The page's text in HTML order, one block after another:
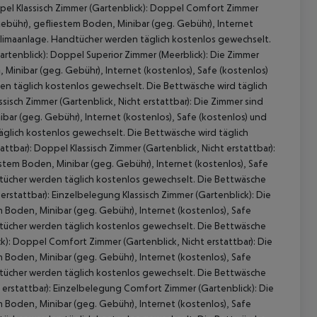
Klassisch Zimmer (Gartenblick): Doppel Comfort Zimmer
gefliestem Boden, Minibar (geg. Gebühr), Internet
Handtücher werden täglich kostenlos gewechselt.
Doppel Superior Zimmer (Meerblick): Die Zimmer
(geg. Gebühr), Internet (kostenlos), Safe (kostenlos)
täglich kostenlos gewechselt. Die Bettwäsche wird täglich
Zimmer (Gartenblick, Nicht erstattbar): Die Zimmer sind
(geg. Gebühr), Internet (kostenlos), Safe (kostenlos) und
kostenlos gewechselt. Die Bettwäsche wird täglich
Doppel Klassisch Zimmer (Gartenblick, Nicht erstattbar):
Boden, Minibar (geg. Gebühr), Internet (kostenlos), Safe
werden täglich kostenlos gewechselt. Die Bettwäsche
erstattbar): Einzelbelegung Klassisch Zimmer (Gartenblick): Die
Minibar (geg. Gebühr), Internet (kostenlos), Safe
werden täglich kostenlos gewechselt. Die Bettwäsche
Doppel Comfort Zimmer (Gartenblick, Nicht erstattbar): Die
Minibar (geg. Gebühr), Internet (kostenlos), Safe
werden täglich kostenlos gewechselt. Die Bettwäsche
Einzelbelegung Comfort Zimmer (Gartenblick): Die
Minibar (geg. Gebühr), Internet (kostenlos), Safe